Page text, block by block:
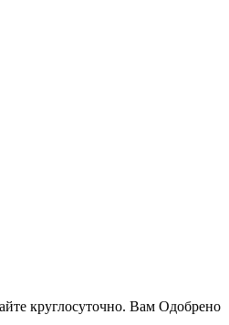
круглосуточно. Вам Одобрено